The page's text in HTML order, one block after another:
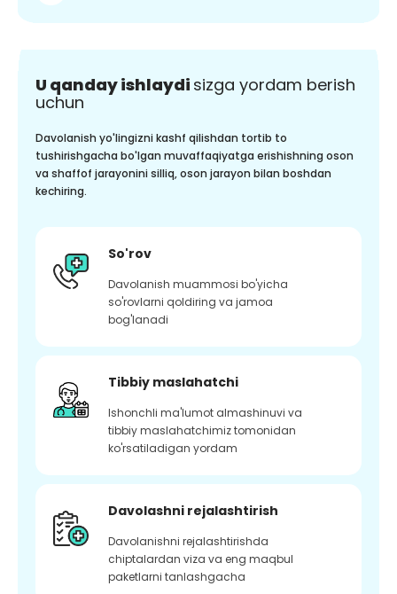
U qanday ishlaydi sizga yordam berish
uchun
Davolanish yo'lingizni kashf qilishdan tortib to
tushirishgacha bo'lgan muvaffaqiyatga erishishning oson
va shaffof jarayonini silliq, oson jarayon bilan boshdan
kechiring.
So'rov
Davolanish muammosi bo'yicha
so'rovlarni qoldiring va jamoa
bog'lanadi
Tibbiy maslahatchi
Ishonchli ma'lumot almashinuvi va
tibbiy maslahatchimiz tomonidan
ko'rsatiladigan yordam
Davolashni rejalashtirish
Davolanishni rejalashtirishda
chiptalardan viza va eng maqbul
paketlarni tanlashgacha